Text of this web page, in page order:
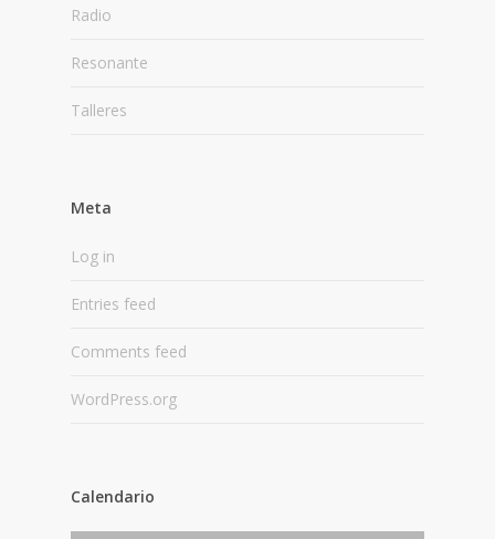
Radio
Resonante
Talleres
Meta
Log in
Entries feed
Comments feed
WordPress.org
Calendario